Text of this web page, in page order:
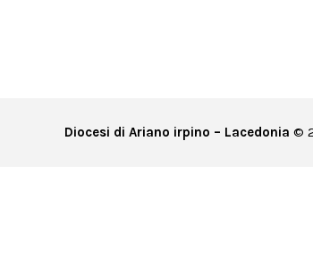
Diocesi di Ariano irpino – Lacedonia ©